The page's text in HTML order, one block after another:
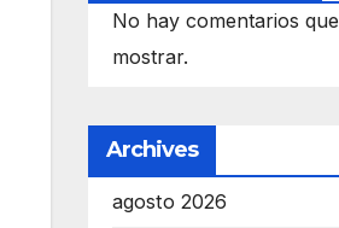
No hay comentarios que
mostrar.
Archives
agosto 2026